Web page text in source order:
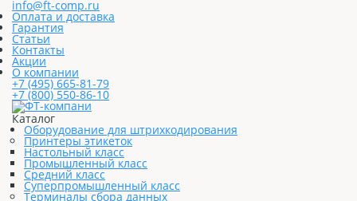
info@ft-comp.ru
Оплата и доставка
Гарантия
Статьи
Контакты
Акции
О компании
+7 (495) 665-81-79
+7 (800) 550-86-10
Каталог
Оборудование для штрихкодирования
Принтеры этикеток
Настольный класс
Промышленный класс
Средний класс
Суперпромышленный класс
Терминалы сбора данных